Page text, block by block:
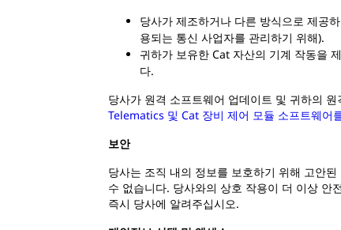
당사가 제조하거나 다른 방식으로 제공
용되는 통신 사업자를 관리하기 위해).
귀하가 보유한 Cat 자산의 기계 작동을
다.
당사가 원격 소프트웨어 업데이트 및 귀하의
Telematics 및 Cat 장비 제어 모듈 소프트웨어
보안
당사는 조직 내의 정보를 보호하기 위해 고안
수 없습니다. 당사와의 상호 작용이 더 이상 안
즉시 당사에 알려주십시오.